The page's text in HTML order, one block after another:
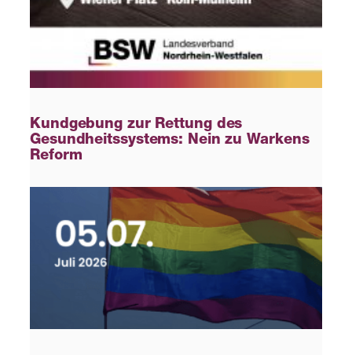
Kundgebung zur Rettung des
Gesundheitssystems: Nein zu Warkens
Reform